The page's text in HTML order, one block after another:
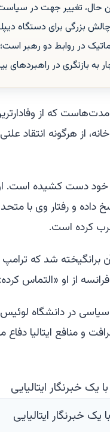
تغییر جهت در سیاست
بزرگی برای دستگاه
در روابط دو رهبر
به بازنگری در راهبردهای
که از
از هرگونه انتقاد
خود دست کشیده
و رفتار وی با
کرده است.
شد که ترامپ
در دانشگاه
و منافع ایتالیا
خبرنگار ایتالیایی